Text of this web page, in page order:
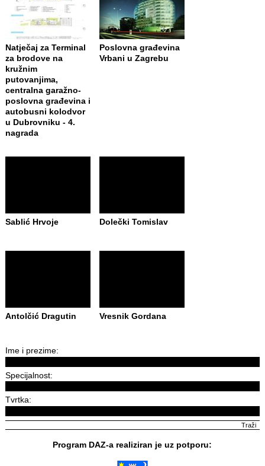
Natječaj za Terminal
za brodove na
kružnim
putovanjima,
centralna garažno-
poslovna građevina i
autobusni kolodvor
u Dubrovniku - 4.
nagrada
Poslovna građevina
Vrbani u Zagrebu
Sablić Hrvoje Dolečki Tomislav
Antolčić Dragutin Vresnik Gordana
Ime i prezime:
Specijalnost:
Tvrtka:
Program DAZ-a realiziran je uz potporu: